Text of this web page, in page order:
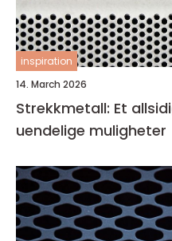
inspiration
14. March 2026
Strekkmetall: Et
uendelige muligheter